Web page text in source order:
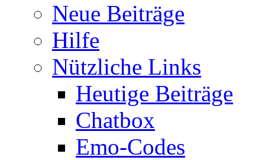
Neue Beiträge
Hilfe
Nützliche Links
Heutige Beiträge
Chatbox
Emo-Codes